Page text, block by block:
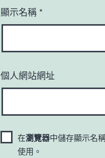
顯示名稱 *
個人網站網址
在瀏覽器中儲存顯示名
使用。